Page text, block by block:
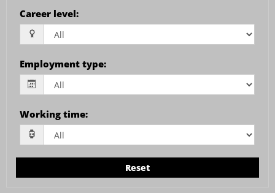
Career level:
Employment type:
Working time:
Reset